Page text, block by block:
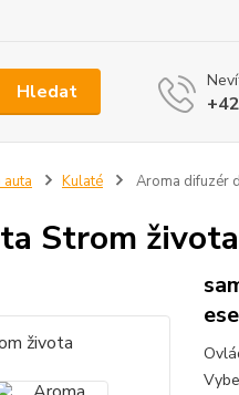
Hledat
Kulaté Aroma difuzér
Strom života